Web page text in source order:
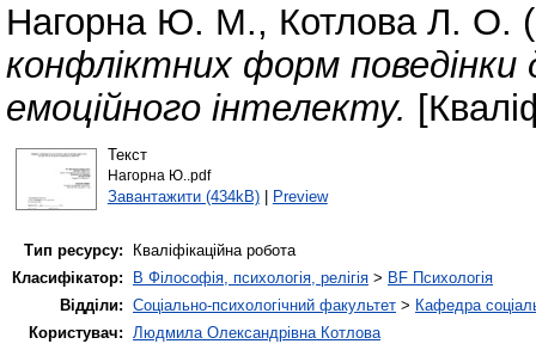
Нагорна Ю. М., Котлова Л. О.
конфліктних форм поведінки
емоційного інтелекту.
Текст
Нагорна Ю..pdf
Завантажити (434kB)| Preview
Тип ресурсу:
Кваліфікаційна робота
Класифікатор:
B Філософія, психологія, релігія > BF Психологія
Відділи: Соціально-психологічний факультет > Кафедра
Користувач: Людмила Олександрівна Котлова